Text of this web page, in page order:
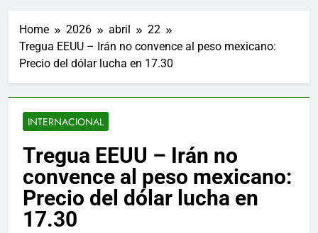
Home 2026 abril
22
Tregua EEUU – Irán no convence al peso mexicano:
Precio del dólar lucha en 17.30
INTERNACIONAL
Tregua EEUU – Irán no
convence al peso mexicano:
Precio del dólar lucha en
17.30